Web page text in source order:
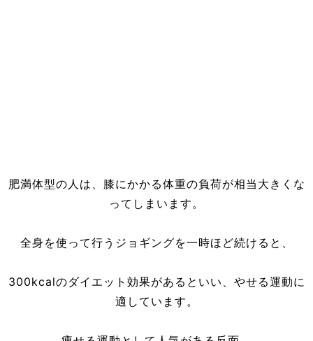
肥満体型の人は、膝にかかる体重の負荷が相当大きくな
ってしまいます。
全身を使って行うジョギングを一時ほど続けると、
300kcalのダイエット効果があるといい、やせる運動に
適しています。